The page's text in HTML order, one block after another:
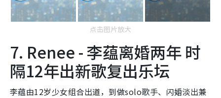
点击图片放大
7. Renee - 李蕴离婚两年 时
隔12年出新歌复出乐坛
李蕴由12岁少女组合出道，到做solo歌手、闪婚淡出兼